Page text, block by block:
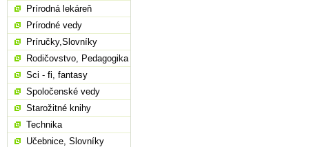
Prírodná lekáreň
Prírodné vedy
Príručky,Slovníky
Rodičovstvo, Pedagogika
Sci - fi, fantasy
Spoločenské vedy
Starožitné knihy
Technika
Učebnice, Slovníky